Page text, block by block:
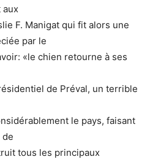
aux
F. Manigat qui fit alors une
par le
«le chien retourne à ses
de Préval, un terrible
le pays, faisant
de
tous les principaux